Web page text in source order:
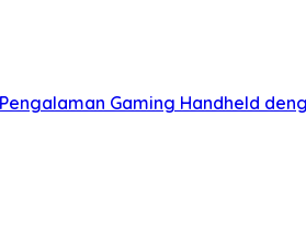
Pengalaman Gaming Handheld